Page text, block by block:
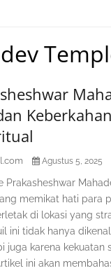
Agustus 5, 2025
Prakasheshwar
memikat hati para
di lokasi yang
ini tidak hanya
juga karena kekuatan
ini akan